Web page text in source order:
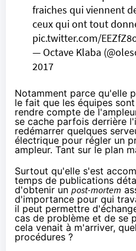
fraiches qui viennent
ceux qui ont tout
pic.twitter.com/
— Octave Klaba
2017
Notamment parce qu'elle
le fait que les équipes
rendre compte de
se cache parfois derrière
redémarrer quelques
électrique pour régler un
ampleur. Tant sur le plan
Surtout qu'elle s'est
temps de publications
d'obtenir un post-mortem
d'importance pour qui
il peut permettre
cas de problème et de se
cela venait à m'arriver,
procédures ?